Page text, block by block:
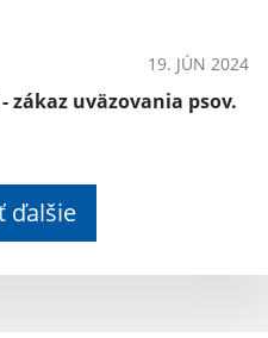
19. JÚN 2024
- zákaz uväzovania psov.
ďalšie